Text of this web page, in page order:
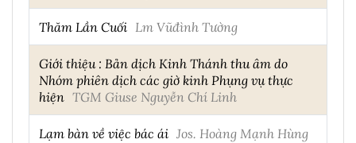
Thăm Lần Cuối Lm Vũđình Tường
Giới thiệu : Bản dịch Kinh Thánh thu âm do
Nhóm phiên dịch các giờ kinh Phụng vụ thực
hiện TGM Giuse Nguyễn Chí Linh
Lạm bàn về việc bác ái Jos. Hoàng Mạnh Hùng